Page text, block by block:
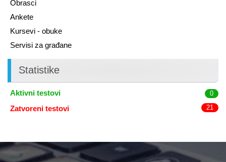
Obrasci
Ankete
Kursevi - obuke
Servisi za građane
Statistike
Aktivni testovi 0
Zatvoreni testovi 21